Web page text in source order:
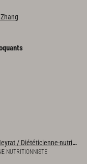
/ Diététicienne-nutritionniste
NUTRITIONNISTE